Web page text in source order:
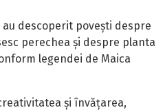
descoperit povești despre
perechea și despre planta
legendei de Maica
și învățarea,